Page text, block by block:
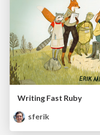
Writing Fast Ruby
sferik